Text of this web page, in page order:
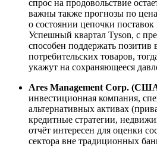
спрос на продовольствие
важны также прогнозы по
о состоянии цепочки поставок
Успешный квартал Tyson, с
способен поддержать позитив
потребительских товаров,
укажут на сохраняющееся
Ares Management Corp.
инвестиционная компания,
альтернативных активах
кредитные стратегии,
отчёт интересен для оценки
сектора вне традиционных